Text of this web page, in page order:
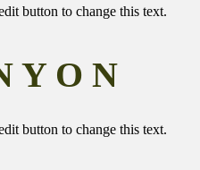
button to change this text.
Y O N
button to change this text.